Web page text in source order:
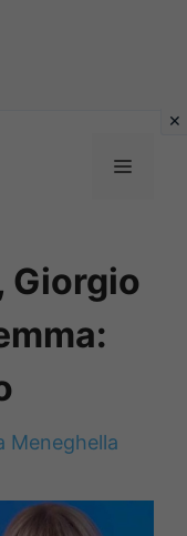
MENU
Giorgio
Meneghella